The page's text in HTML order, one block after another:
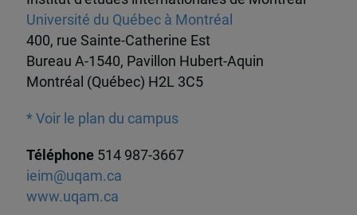
Université du Québec à Montréal
400, rue Sainte-Catherine Est
Bureau A-1540, Pavillon Hubert-Aquin
Montréal (Québec) H2L 3C5
* Voir le plan du campus
Téléphone 514 987-3667
ieim@uqam.ca
www.uqam.ca